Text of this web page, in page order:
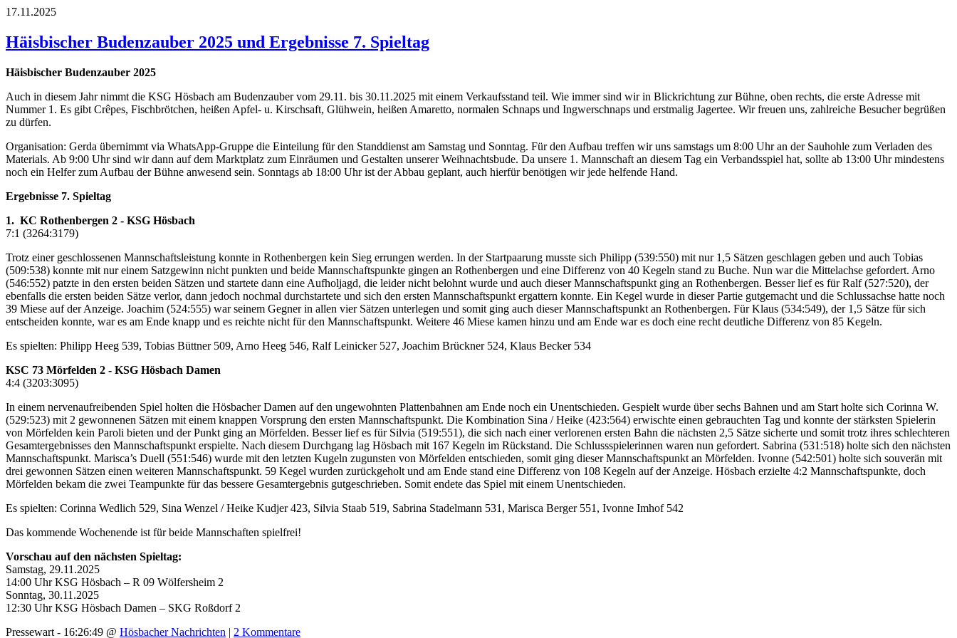
17.11.2025
Häisbischer Budenzauber 2025 und Ergebnisse 7. Spieltag
Häisbischer Budenzauber 2025
Auch in diesem Jahr nimmt die KSG Hösbach am Budenzauber vom 29.11. bis 30.11.2025 mit einem Verkaufsstand teil. Wie immer sind wir in Blickrichtung zur Bühne, oben rechts, die erste Adresse mit
Nummer 1. Es gibt Crêpes, Fischbrötchen, heißen Apfel- u. Kirschsaft, Glühwein, heißen Amaretto, normalen Schnaps und Ingwerschnaps und erstmalig Jagertee. Wir freuen uns, zahlreiche Besucher begrüßen
zu dürfen.
Organisation: Gerda übernimmt via WhatsApp-Gruppe die Einteilung für den Standdienst am Samstag und Sonntag. Für den Aufbau treffen wir uns samstags um 8:00 Uhr an der Sauhohle zum Verladen des
Materials. Ab 9:00 Uhr sind wir dann auf dem Marktplatz zum Einräumen und Gestalten unserer Weihnachtsbude. Da unsere 1. Mannschaft an diesem Tag ein Verbandsspiel hat, sollte ab 13:00 Uhr mindestens
noch ein Helfer zum Aufbau der Bühne anwesend sein. Sonntags ab 18:00 Uhr ist der Abbau geplant, auch hierfür benötigen wir jede helfende Hand.
Ergebnisse 7. Spieltag
1. KC Rothenbergen 2 - KSG Hösbach
7:1 (3264:3179)
Trotz einer geschlossenen Mannschaftsleistung konnte in Rothenbergen kein Sieg errungen werden. In der Startpaarung musste sich Philipp (539:550) mit nur 1,5 Sätzen geschlagen geben und auch Tobias
(509:538) konnte mit nur einem Satzgewinn nicht punkten und beide Mannschaftspunkte gingen an Rothenbergen und eine Differenz von 40 Kegeln stand zu Buche. Nun war die Mittelachse gefordert. Arno
(546:552) patzte in den ersten beiden Sätzen und startete dann eine Aufholjagd, die leider nicht belohnt wurde und auch dieser Mannschaftspunkt ging an Rothenbergen. Besser lief es für Ralf (527:520), der
ebenfalls die ersten beiden Sätze verlor, dann jedoch nochmal durchstartete und sich den ersten Mannschaftspunkt ergattern konnte. Ein Kegel wurde in dieser Partie gutgemacht und die Schlussachse hatte noch
39 Miese auf der Anzeige. Joachim (524:555) war seinem Gegner in allen vier Sätzen unterlegen und somit ging auch dieser Mannschaftspunkt an Rothenbergen. Für Klaus (534:549), der 1,5 Sätze für sich
entscheiden konnte, war es am Ende knapp und es reichte nicht für den Mannschaftspunkt. Weitere 46 Miese kamen hinzu und am Ende war es doch eine recht deutliche Differenz von 85 Kegeln.
Es spielten: Philipp Heeg 539, Tobias Büttner 509, Arno Heeg 546, Ralf Leinicker 527, Joachim Brückner 524, Klaus Becker 534
KSC 73 Mörfelden 2 - KSG Hösbach Damen
4:4 (3203:3095)
In einem nervenaufreibenden Spiel holten die Hösbacher Damen auf den ungewohnten Plattenbahnen am Ende noch ein Unentschieden. Gespielt wurde über sechs Bahnen und am Start holte sich Corinna W.
(529:523) mit 2 gewonnenen Sätzen mit einem knappen Vorsprung den ersten Mannschaftspunkt. Die Kombination Sina / Heike (423:564) erwischte einen gebrauchten Tag und konnte der stärksten Spielerin
von Mörfelden kein Paroli bieten und der Punkt ging an Mörfelden. Besser lief es für Silvia (519:551), die sich nach einer verlorenen ersten Bahn die nächsten 2,5 Sätze sicherte und somit trotz ihres schlechteren
Gesamtergebnisses den Mannschaftspunkt erspielte. Nach diesem Durchgang lag Hösbach mit 167 Kegeln im Rückstand. Die Schlussspielerinnen waren nun gefordert. Sabrina (531:518) holte sich den nächsten
Mannschaftspunkt. Marisca’s Duell (551:546) wurde mit den letzten Kugeln zugunsten von Mörfelden entschieden, somit ging dieser Mannschaftspunkt an Mörfelden. Ivonne (542:501) holte sich souverän mit
drei gewonnen Sätzen einen weiteren Mannschaftspunkt. 59 Kegel wurden zurückgeholt und am Ende stand eine Differenz von 108 Kegeln auf der Anzeige. Hösbach erzielte 4:2 Mannschaftspunkte, doch
Mörfelden bekam die zwei Teampunkte für das bessere Gesamtergebnis gutgeschrieben. Somit endete das Spiel mit einem Unentschieden.
Es spielten: Corinna Wedlich 529, Sina Wenzel / Heike Kudjer 423, Silvia Staab 519, Sabrina Stadelmann 531, Marisca Berger 551, Ivonne Imhof 542
Das kommende Wochenende ist für beide Mannschaften spielfrei!
Vorschau auf den nächsten Spieltag:
Samstag, 29.11.2025
14:00 Uhr KSG Hösbach – R 09 Wölfersheim 2
Sonntag, 30.11.2025
12:30 Uhr KSG Hösbach Damen – SKG Roßdorf 2
Pressewart - 16:26:49 @ Hösbacher Nachrichten | 2 Kommentare